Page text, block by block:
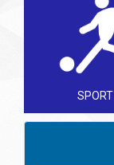
SPORT